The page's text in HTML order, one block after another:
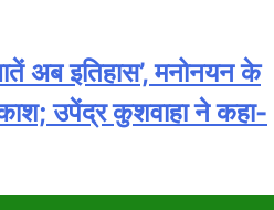
अब इतिहास’, मनोनयन के
उपेंद्र कुशवाहा ने कहा-